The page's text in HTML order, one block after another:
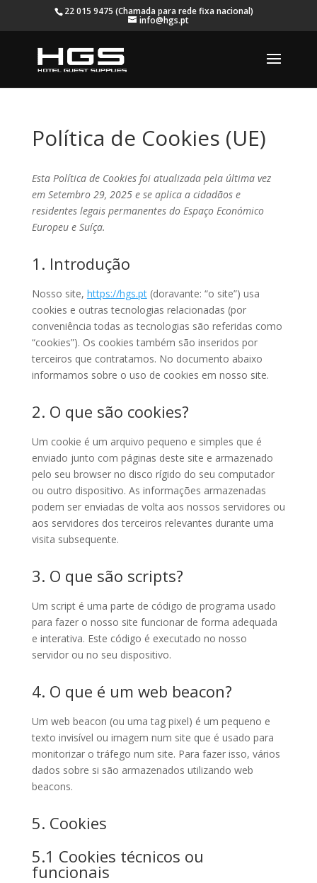
22 015 9475 (Chamada para rede fixa nacional)
info@hgs.pt
Política de Cookies (UE)
Esta Política de Cookies foi atualizada pela última vez
em Setembro 29, 2025 e se aplica a cidadãos e
residentes legais permanentes do Espaço Económico
Europeu e Suíça.
1. Introdução
Nosso site, https://hgs.pt(doravante: “o site”) usa
cookies e outras tecnologias relacionadas (por
conveniência todas as tecnologias são referidas como
“cookies”). Os cookies também são inseridos por
terceiros que contratamos. No documento abaixo
informamos sobre o uso de cookies em nosso site.
2. O que são cookies?
Um cookie é um arquivo pequeno e simples que é
enviado junto com páginas deste site e armazenado
pelo seu browser no disco rígido do seu computador
ou outro dispositivo. As informações armazenadas
podem ser enviadas de volta aos nossos servidores ou
aos servidores dos terceiros relevantes durante uma
visita subsequente.
3. O que são scripts?
Um script é uma parte de código de programa usado
para fazer o nosso site funcionar de forma adequada
e interativa. Este código é executado no nosso
servidor ou no seu dispositivo.
4. O que é um web beacon?
Um web beacon (ou uma tag pixel) é um pequeno e
texto invisível ou imagem num site que é usado para
monitorizar o tráfego num site. Para fazer isso, vários
dados sobre si são armazenados utilizando web
beacons.
5. Cookies
5.1 Cookies técnicos ou
funcionais